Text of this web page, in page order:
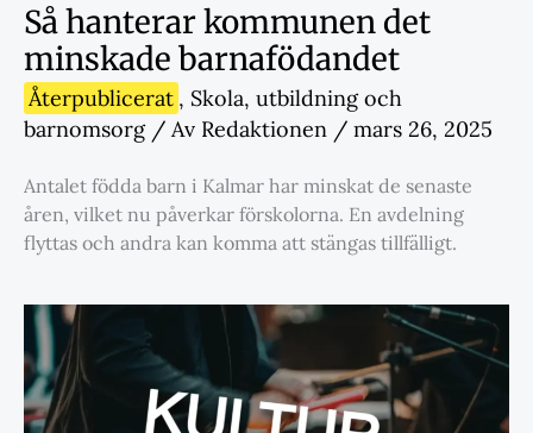
Så hanterar kommunen det
minskade barnafödandet
Återpublicerat , Skola, utbildning och
barnomsorg/ Av Redaktionen / mars 26, 2025
Antalet födda barn i Kalmar har minskat de senaste
åren, vilket nu påverkar förskolorna. En avdelning
flyttas och andra kan komma att stängas tillfälligt.